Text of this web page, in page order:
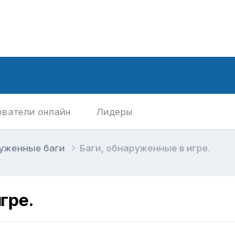
онлайн Лидеры
баги Баги, обнаруженные в игре.